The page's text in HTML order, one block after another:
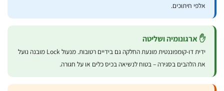
אלפי חיתוכים.
✋ ארגונומיה ושליטה
ידית דו-קומפוננטית מונעת החלקה גם בידיים רטובות. מנעול Lock מובנה נועל
את הלהבים בסגירה – בטוח לנשיאה בכיס כלים או על חגורה.